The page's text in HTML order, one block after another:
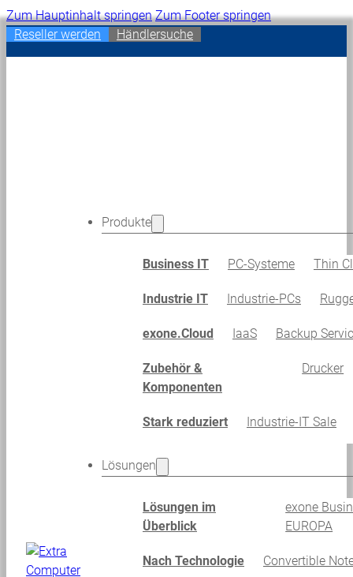
Zum Hauptinhalt springen Zum Footer springen
Reseller werden
Händlersuche
Produkte
Business IT PC-Systeme Thin
Industrie IT Industrie-PCs
exone.Cloud IaaS Backup
Zubehör &
Komponenten
Drucker
Stark reduziert Industrie-IT Sale
Lösungen
Lösungen im
Überblick
exone
EUROPA
Nach Technologie Convertible